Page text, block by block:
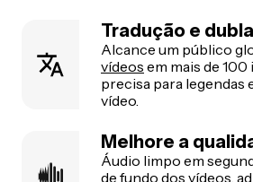
Tradução e
Alcance um público
vídeos em mais de 100
precisa para legendas
vídeo.
Melhore a
Áudio limpo em
de fundo dos vídeos,